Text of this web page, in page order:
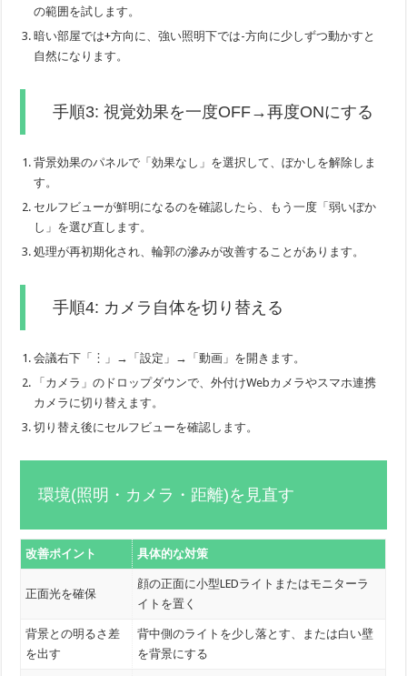
の範囲を試します。
暗い部屋では+方向に、強い照明下では-方向に少しずつ動かすと
自然になります。
手順3: 視覚効果を一度OFF→再度ONにする
背景効果のパネルで「効果なし」を選択して、ぼかしを解除しま
す。
セルフビューが鮮明になるのを確認したら、もう一度「弱いぼか
し」を選び直します。
処理が再初期化され、輪郭の滲みが改善することがあります。
手順4: カメラ自体を切り替える
会議右下「︙」→「設定」→「動画」を開きます。
「カメラ」のドロップダウンで、外付けWebカメラやスマホ連携
カメラに切り替えます。
切り替え後にセルフビューを確認します。
環境(照明・カメラ・距離)を見直す
改善ポイント 具体的な対策
正面光を確保
顔の正面に小型LEDライトまたはモニターラ
イトを置く
背景との明るさ差
を出す
背中側のライトを少し落とす、または白い壁
を背景にする